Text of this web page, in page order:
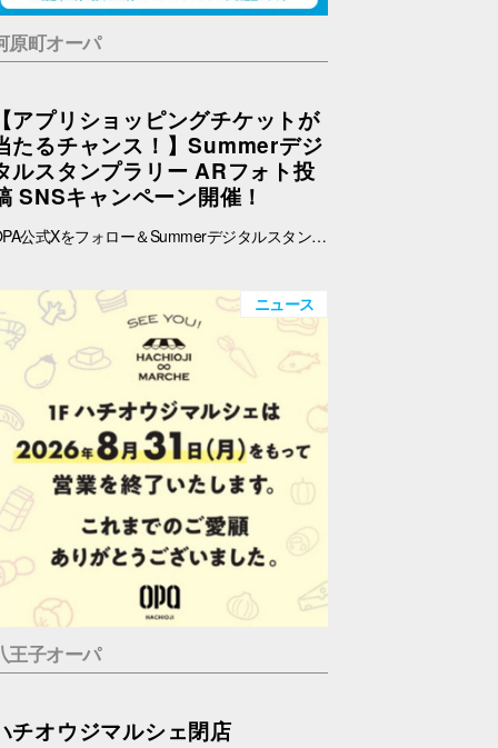
原町オーパ
アプリショッピングチケットが
たるチャンス！】Summerデジ
ルスタンプラリー ARフォト投
SNSキャンペーン開催！
OPA公式Xをフォロー＆Summerデジタルスタンプラリーで撮影したARフォトを投稿して、OPA VIVRE FORUSアプリのショッピングチケットをゲットしよう！ ■ 景品 500円分のアプリショッピングチケットを2枚（計1,000円分）を抽選で20名さまにプレゼント！ ※税込2,000円で使える500円のショッピングチケットを2枚進呈します。 ■ 応募期間 2026年8月1日(土) ～ 8月30日(日) 23:59まで ※当選者には8月31日(月)以降にDMにてご連絡いたします。 ■ 応募方法 OPA公式X（@opa_vivre_forus）をフォロー Summerデジタルスタンプラリーに参加して、ARフォトを撮影 ハッシュタグ「#おぱんちゅうさぎOPA」「#おぱんちゅうさぎFORUS」「#おぱんちゅうさぎVIVRE」のいずれかをつけて、撮影したARフォトを投稿！ ■ ご注意・各種規約 【撮影・投稿に関する注意】 撮影の際は、周囲のお客さまの通行の妨げにならないようご注意ください。 店内での撮影の際は、各店舗のルールやご案内に沿ってお楽しみください。 ARフォトの撮影、投稿するARフォトは、他のお客さまの顔等が映らないようご配慮をお願いいたします。 危険な行為（階段や無理な姿勢など）はお控えください。 【個人情報・権利に関する注意】 ARフォトの撮影・投稿にあたっては、他のお客さまのプライバシーにご配慮いただき、顔等が写り込まないようお願いいたします。 他のお客さまや第三者が写る場合は、必ずご本人の許可を得たうえで投稿してください。 投稿写真に含まれる著作物（ポスター・商品デザイン等）についてもご配慮ください。 SNSの性質上、投稿された写真は他の利用者に保存・共有される場合がございます。ご理解のうえご参加いただけますと幸いです。 【SNS投稿ルール】 投稿内容が公序良俗に反する場合や、不適切と判断される場合は応募対象外となります。 非公開アカウントからの投稿は応募対象外となる場合がございます。 ハッシュタグや応募条件を満たしていない場合、抽選対象外となる場合がございます。 【キャンペーン関連】 賞品の内容は予告なく変更となる場合がございます。 投稿いただいた画像は、当選者の選定のみに使用し、その他の目的で使用することはございません。
ニュース
王子オーパ
チオウジマルシェ閉店